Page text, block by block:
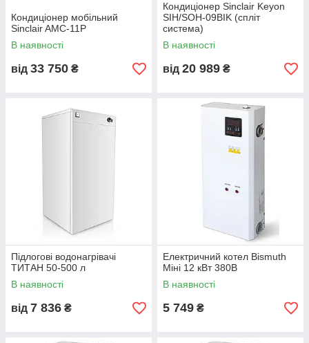
Кондиціонер мобільний
Sinclair AMC-11P
В наявності
від 33 750 ₴
Кондиціонер Sinclair Keyon
SIH/SOH-09BIK (спліт
система)
В наявності
від 20 989 ₴
Підлогові водонагрівачі
ТИТАН 50-500 л
В наявності
від 7 836 ₴
Електричний котел Bismuth
Міні 12 кВт 380В
В наявності
5 749 ₴